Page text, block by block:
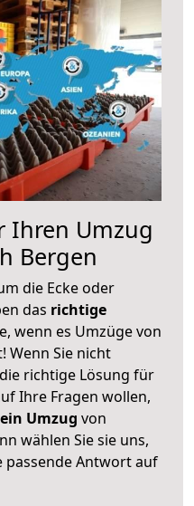
Ihren Umzug
Bergen
die Ecke oder
das richtige
wenn es Umzüge von
Wenn Sie nicht
richtige Lösung für
Ihre Fragen wollen,
Umzug von
wählen Sie sie uns,
Antwort auf